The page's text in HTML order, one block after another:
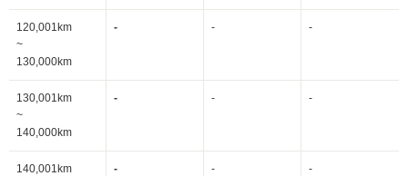
120,001km
~
130,000km
- - -
130,001km
~
140,000km
- - -
140,001km
- - -